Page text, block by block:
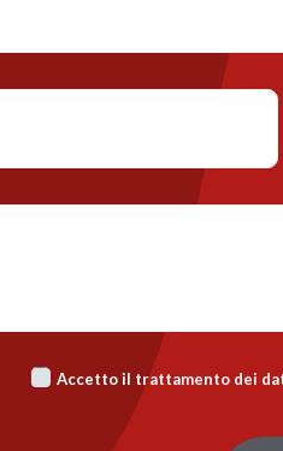
Accetto il trattamento dei